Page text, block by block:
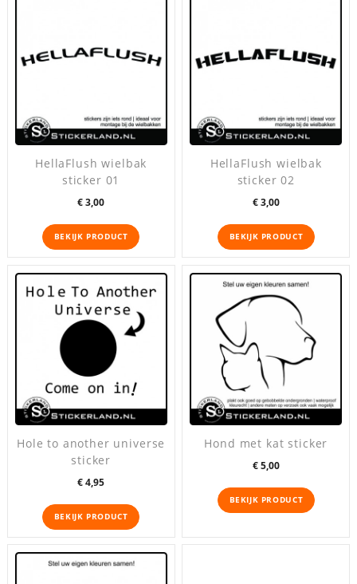
HellaFlush wielbak
sticker 01
Prijs
€ 3,00
BEKIJK PRODUCT
HellaFlush wielbak
sticker 02
Prijs
€ 3,00
BEKIJK PRODUCT
Hole to another universe
sticker
Prijs
€ 4,95
BEKIJK PRODUCT
Hond met kat sticker
Prijs
€ 5,00
BEKIJK PRODUCT